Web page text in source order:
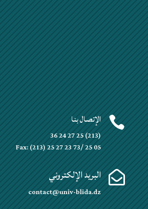
 الإتصال بنا
(213) 25 27 24 36
Fax: (213) 25 27 23 73/ 25 05
 البريد الإلكتروني
contact@univ-blida.dz